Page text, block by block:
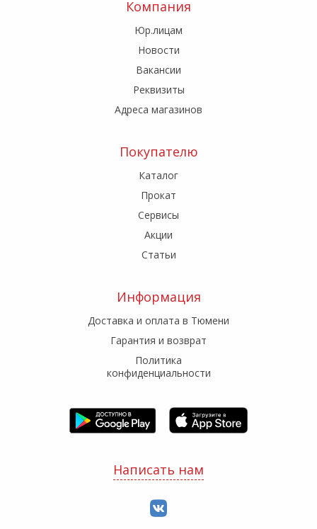
Компания
Юр.лицам
Новости
Вакансии
Реквизиты
Адреса магазинов
Покупателю
Каталог
Прокат
Сервисы
Акции
Статьи
Информация
Доставка и оплата в Тюмени
Гарантия и возврат
Политика
конфиденциальности
Написать нам